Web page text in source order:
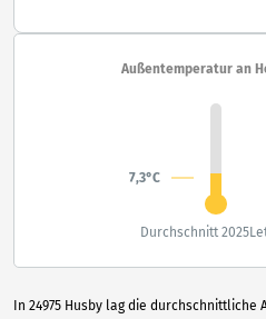
In 24975 Husby lag die durchschnittliche
Außentemperatur an
7,3°C
Durchschnitt 2025